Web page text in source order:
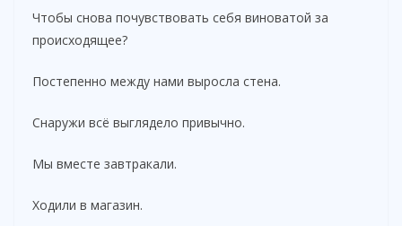
Чтобы снова почувствовать себя виноватой за
происходящее?
Постепенно между нами выросла стена.
Снаружи всё выглядело привычно.
Мы вместе завтракали.
Ходили в магазин.